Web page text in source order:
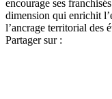
encourage ses
dimension qui enrichit
l’ancrage territorial des
Partager sur :